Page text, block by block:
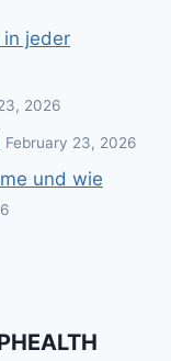
in jeder
2026
February 23, 2026
und wie